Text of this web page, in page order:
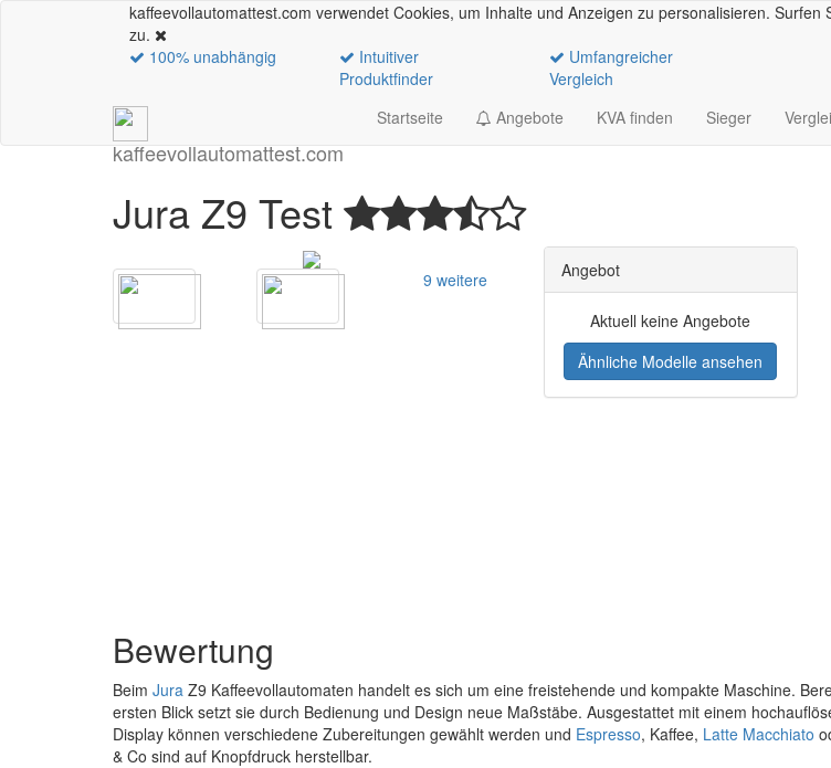
kaffeevollautomattest.com verwendet Cookies, um Inhalte und Anzeigen zu personalisieren. Surfen
zu.
100% unabhängig
Intuitiver
Produktfinder
Umfangreicher
Vergleich
kaffeevollautomattest.com
Startseite Angebote KVA finden Sieger
Jura Z9 Test
9 weitere Angebot
Aktuell keine Angebote
Ähnliche Modelle ansehen
Bewertung
Beim Jura Z9 Kaffeevollautomaten handelt es sich um eine freistehende und kompakte Maschine.
ersten Blick setzt sie durch Bedienung und Design neue Maßstäbe. Ausgestattet mit einem
Display können verschiedene Zubereitungen gewählt werden und Espresso, Kaffee, Latte Macchiato
& Co sind auf Knopfdruck herstellbar.